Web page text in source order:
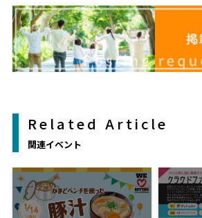
Related Article
関連イベント